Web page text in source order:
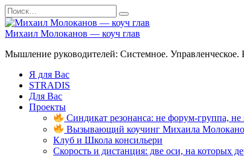
Перейти
к
содержанию
Search
for:
Михаил Молоканов — коуч глав
Мышление руководителей: Системное.
Я для Вас
STRADIS
Для Вас
Проекты
Синдикат резонанса: не форум-группа,
Вызывающий коучинг Михаила
Клуб и Школа консильери
Скорость и дистанция: две оси, на которых